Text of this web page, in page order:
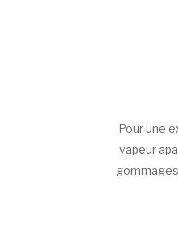
Pour une
vapeur